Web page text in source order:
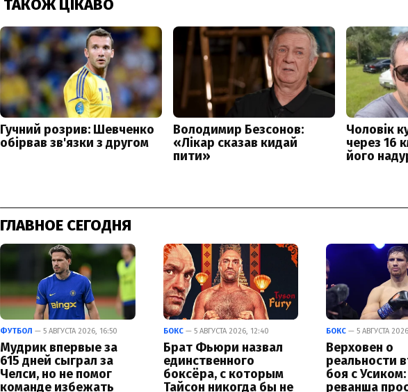
ГЛАВНОЕ СЕГОДНЯ
ФУТБОЛ — 5 АВГУСТА 2026, 16:50
Мудрик впервые за
615 дней сыграл за
Челси, но не помог
команде избежать
БОКС— 5 АВГУСТА 2026, 12:40
Брат Фьюри назвал
единственного
боксёра, с которым
Тайсон никогда бы не
БОКС — 5 АВГУСТА
Верховен о
реальности
боя с
реванша